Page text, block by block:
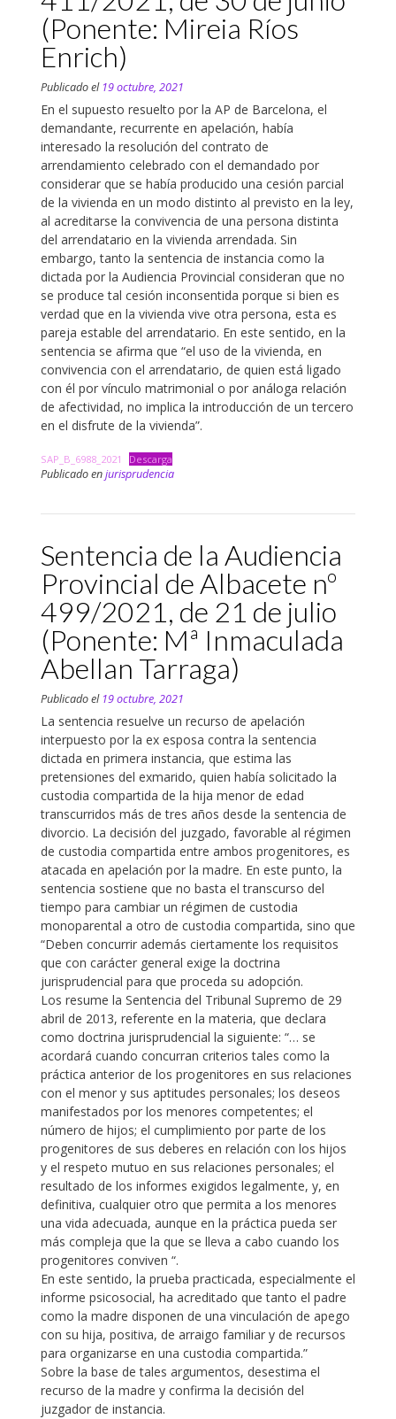
(Ponente: Mireia Ríos
Enrich)
Publicado el 19 octubre, 2021
En el supuesto resuelto por la AP de Barcelona, el
demandante, recurrente en apelación, había
interesado la resolución del contrato de
arrendamiento celebrado con el demandado por
considerar que se había producido una cesión parcial
de la vivienda en un modo distinto al previsto en la ley,
al acreditarse la convivencia de una persona distinta
del arrendatario en la vivienda arrendada. Sin
embargo, tanto la sentencia de instancia como la
dictada por la Audiencia Provincial consideran que no
se produce tal cesión inconsentida porque si bien es
verdad que en la vivienda vive otra persona, esta es
pareja estable del arrendatario. En este sentido, en la
sentencia se afirma que “el uso de la vivienda, en
convivencia con el arrendatario, de quien está ligado
con él por vínculo matrimonial o por análoga relación
de afectividad, no implica la introducción de un tercero
en el disfrute de la vivienda”.
SAP_B_6988_2021 Descarga
Publicado enjurisprudencia
Sentencia de la Audiencia
Provincial de Albacete nº
499/2021, de 21 de julio
(Ponente: Mª Inmaculada
Abellan Tarraga)
Publicado el 19 octubre, 2021
La sentencia resuelve un recurso de apelación
interpuesto por la ex esposa contra la sentencia
dictada en primera instancia, que estima las
pretensiones del exmarido, quien había solicitado la
custodia compartida de la hija menor de edad
transcurridos más de tres años desde la sentencia de
divorcio. La decisión del juzgado, favorable al régimen
de custodia compartida entre ambos progenitores, es
atacada en apelación por la madre. En este punto, la
sentencia sostiene que no basta el transcurso del
tiempo para cambiar un régimen de custodia
monoparental a otro de custodia compartida, sino que
“Deben concurrir además ciertamente los requisitos
que con carácter general exige la doctrina
jurisprudencial para que proceda su adopción.
Los resume la Sentencia del Tribunal Supremo de 29
abril de 2013, referente en la materia, que declara
como doctrina jurisprudencial la siguiente: “… se
acordará cuando concurran criterios tales como la
práctica anterior de los progenitores en sus relaciones
con el menor y sus aptitudes personales; los deseos
manifestados por los menores competentes; el
número de hijos; el cumplimiento por parte de los
progenitores de sus deberes en relación con los hijos
y el respeto mutuo en sus relaciones personales; el
resultado de los informes exigidos legalmente, y, en
definitiva, cualquier otro que permita a los menores
una vida adecuada, aunque en la práctica pueda ser
más compleja que la que se lleva a cabo cuando los
progenitores conviven “.
En este sentido, la prueba practicada, especialmente el
informe psicosocial, ha acreditado que tanto el padre
como la madre disponen de una vinculación de apego
con su hija, positiva, de arraigo familiar y de recursos
para organizarse en una custodia compartida.”
Sobre la base de tales argumentos, desestima el
recurso de la madre y confirma la decisión del
juzgador de instancia.